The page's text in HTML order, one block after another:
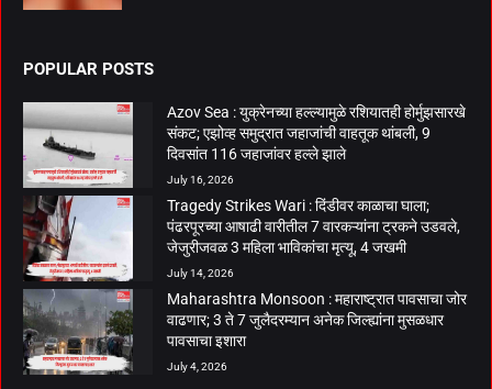
POPULAR POSTS
Azov Sea : युक्रेनच्या हल्ल्यामुळे रशियातही होर्मुझसारखे
संकट; एझोव्ह समुद्रात जहाजांची वाहतूक थांबली, 9
दिवसांत 116 जहाजांवर हल्ले झाले
July 16, 2026
Tragedy Strikes Wari : दिंडीवर काळाचा घाला;
पंढरपूरच्या आषाढी वारीतील 7 वारकऱ्यांना ट्रकने उडवले,
जेजुरीजवळ 3 महिला भाविकांचा मृत्यू, 4 जखमी
July 14, 2026
Maharashtra Monsoon : महाराष्ट्रात पावसाचा जोर
वाढणार; 3 ते 7 जुलैदरम्यान अनेक जिल्ह्यांना मुसळधार
पावसाचा इशारा
July 4, 2026